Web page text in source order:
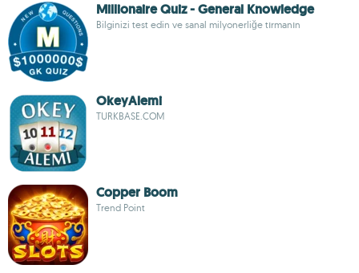
Millionaire Quiz - General Knowledge
Bilginizi test edin ve sanal milyonerliğe tırmanın
OkeyAlemi
TURKBASE.COM
Copper Boom
Trend Point